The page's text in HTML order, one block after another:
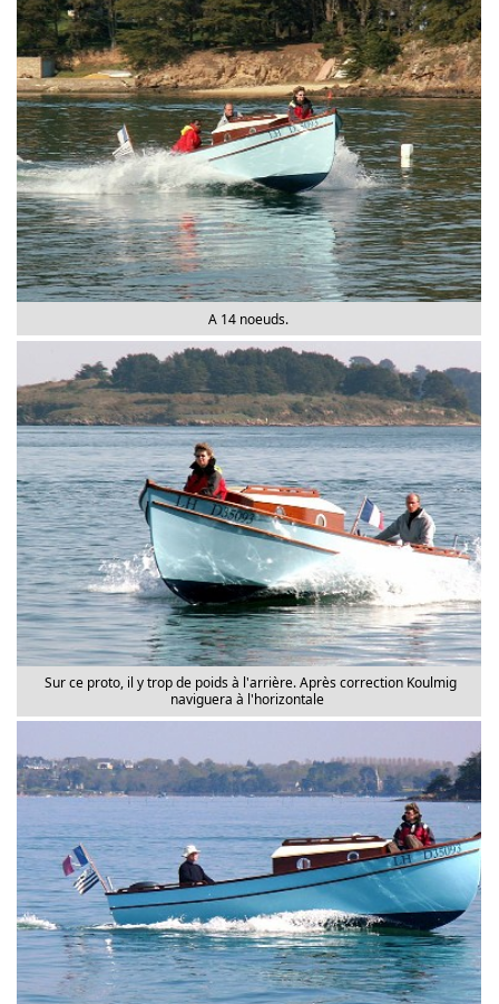
A 14 noeuds.
Sur ce proto, il y trop de poids à l'arrière. Après correction Koulmig
naviguera à l'horizontale